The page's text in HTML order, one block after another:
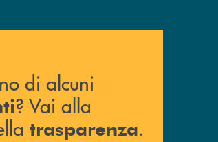
alcuni documenti ? Vai alla pagina della
di alcuni
? Vai alla
trasparenza.